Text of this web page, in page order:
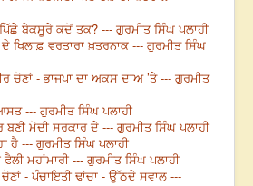
ਬੇਕਸੂਰੇ ਕਦੋਂ ਤਕ? --- ਗੁਰਮੀਤ ਸਿੰਘ ਪਲਾਹੀ
ਖਿਲਾਫ਼ ਵਰਤਾਰਾ ਖ਼ਤਰਨਾਕ --- ਗੁਰਮੀਤ ਸਿੰਘ
ਚੋਣਾਂ - ਭਾਜਪਾ ਦਾ ਅਕਸ ਦਾਅ ’ਤੇ --- ਗੁਰਮੀਤ
--- ਗੁਰਮੀਤ ਸਿੰਘ ਪਲਾਹੀ
ਬਣੀ ਮੋਦੀ ਸਰਕਾਰ ਦੇ --- ਗੁਰਮੀਤ ਸਿੰਘ ਪਲਾਹੀ
ਹੈ --- ਗੁਰਮੀਤ ਸਿੰਘ ਪਲਾਹੀ
ਮਹਾਂਮਾਰੀ --- ਗੁਰਮੀਤ ਸਿੰਘ ਪਲਾਹੀ
- ਪੰਚਾਇਤੀ ਢਾਂਚਾ - ਉੱਠਦੇ ਸਵਾਲ ---